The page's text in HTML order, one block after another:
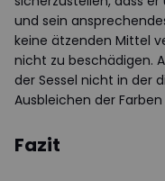
und sein
keine ätzenden Mittel
nicht zu beschädigen.
der Sessel nicht in der
Ausbleichen der
Fazit